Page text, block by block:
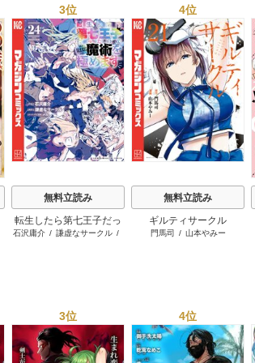
3位
無料立読み
転生したら第七王子だっ
たので、気ままに魔術を
石沢庸介 / 謙虚なサークル /
4位
無料立読み
ギルティサークル
門馬司 / 山本やみー
3位 4位